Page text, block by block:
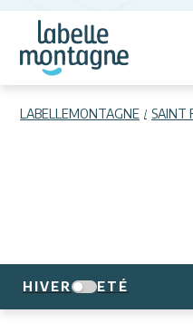
LABELLEMONTAGNE SAINT
HIVER ETÉ